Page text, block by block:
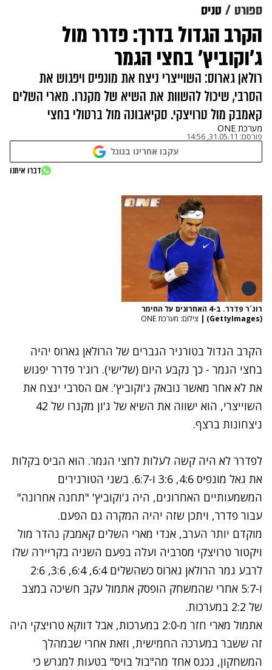
ספורט טניס
הקרב הגדול בדרך: פדרר מול
ג'וקוביץ' בחצי הגמר
רולאן גארוס: השוייצרי ניצח את מונפיס ויפגוש את
הסרבי, שיכול להשוות את השיא של מקנרו. מארי השלים
קאמבק מול טרויצקי. סקיאבונה מול ברטולי בחצי
מערכת ONE
פורסם: 31.05.11, 14:56
עקבו אחרינו בגוגל
דברו איתנו
רוג´ר פדרר. ב-4 האחרונים על החימר
(GettyImages)
| צילום: מערכת ONE
הקרב הגדול בטורניר הגברים של הרולאן גארוס יהיה
בחצי הגמר - כך נקבע היום (שלישי). רוג'ר פדרר יפגוש
את לא אחר מאשר נובאק ג'וקוביץ'. אם הסרבי ינצח את
השוייצרי, הוא ישווה את השיא של ג'ון מקנרו של 42
ניצחונות ברצף.
לפדרר לא היה קשה לעלות לחצי הגמר. הוא הביס בקלות
את גאל מונפיס 4:6, 3:6 ו-6:7. בשני הטורנירים
המשמעותיים האחרונים, היה ג'וקוביץ' "תחנה אחרונה"
עבור פדרר, ויתכן שזה יהיה המקרה גם הפעם.
מוקדם יותר הערב, אנדי מארי השלים קאמבק נהדר מול
ויקטור טרויצקי מסרביה ועלה בפעם השניה בקריירה שלו
לרבע גמר הרולאן גארוס כשהשלים 6:4, 6:4, 3:6, 2:6
ו-5:7 אחרי שהמשחק הופסק אתמול עקב חשיכה במצב
של 2:2 במערכות.
אתמול מארי חזר מ-2:0 במערכות, אבל דווקא טרויצקי היה
זה ששבר במערכה החמישית, וזאת אחרי שבמהלך
המשחקון, נכנס אחד מה"בול בויס" בטעות למגרש כי